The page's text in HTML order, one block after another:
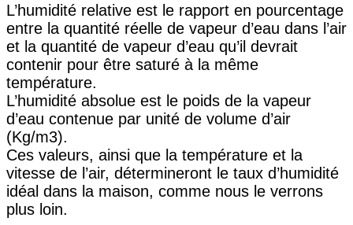
L’humidité relative est le rapport en pourcentage
entre la quantité réelle de vapeur d’eau dans l’air
et la quantité de vapeur d’eau qu’il devrait
contenir pour être saturé à la même
température.
L’humidité absolue est le poids de la vapeur
d’eau contenue par unité de volume d’air
(Kg/m3).
Ces valeurs, ainsi que la température et la
vitesse de l’air, détermineront le taux d’humidité
idéal dans la maison, comme nous le verrons
plus loin.